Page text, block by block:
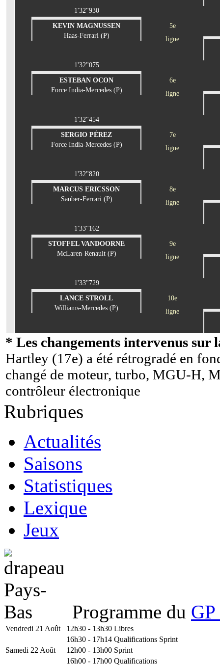
1'32"930
KEVIN MAGNUSSEN
Haas-Ferrari (P)
5e
ligne
1'32"075
ESTEBAN OCON
Force India-Mercedes (P)
6e
ligne
1'32"454
SERGIO PÉREZ
Force India-Mercedes (P)
7e
ligne
1'32"820
MARCUS ERICSSON
Sauber-Ferrari (P)
8e
ligne
1'33"162
STOFFEL VANDOORNE
McLaren-Renault (P)
9e
ligne
1'33"729
LANCE STROLL
Williams-Mercedes (P)
10e
ligne
* Les changements intervenus sur
Hartley (17e) a été rétrogradé en
changé de moteur, turbo, MGU-H,
contrôleur électronique
Rubriques
Actualités
Saisons
Statistiques
Lexique
Jeux
Programme du
Vendredi 21 Août 12h30 - 13h30 Libres
16h30 - 17h14 Qualifications Sprint
Samedi 22 Août
12h00 - 13h00 Sprint
16h00 - 17h00 Qualifications